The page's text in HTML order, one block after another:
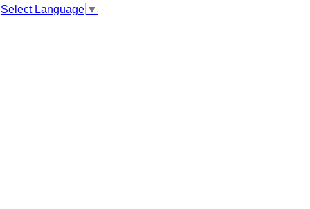
Select Language ▼